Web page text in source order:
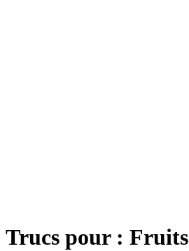
Trucs pour : Fruits